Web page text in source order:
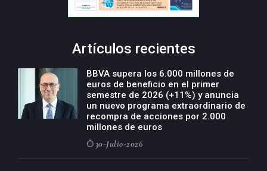
Artículos recientes
BBVA supera los 6.000 millones de
euros de beneficio en el primer
semestre de 2026 (+11%) y anuncia
un nuevo programa extraordinario de
recompra de acciones por 2.000
millones de euros
30-Julio-2026